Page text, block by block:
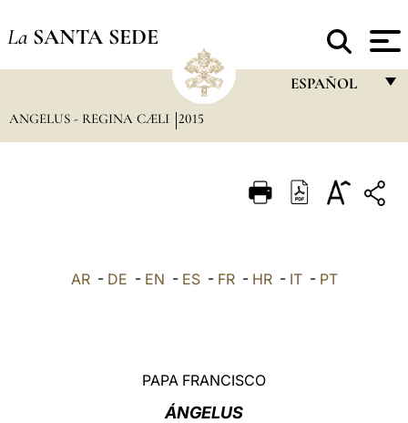
La SANTA SEDE
ESPAÑOL
ITALIANO
ANGELUS - REGINA CÆLI 2015
AR- DE - EN - ES- FR- HR- IT- PT
PAPA FRANCISCO
ÁNGELUS